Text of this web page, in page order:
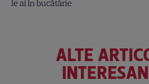
ALTE